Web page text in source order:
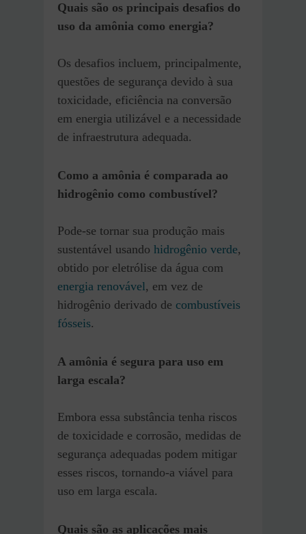
Quais são os principais desafios do
uso da amônia como energia?
Os desafios incluem, principalmente,
questões de segurança devido à sua
toxicidade, eficiência na conversão
em energia utilizável e a necessidade
de infraestrutura adequada.
Como a amônia é comparada ao
hidrogênio como combustível?
Pode-se tornar sua produção mais
sustentável usando hidrogênio verde,
obtido por eletrólise da água com
energia renovável, em vez de
hidrogênio derivado de combustíveis
fósseis.
A amônia é segura para uso em
larga escala?
Embora essa substância tenha riscos
de toxicidade e corrosão, medidas de
segurança adequadas podem mitigar
esses riscos, tornando-a viável para
uso em larga escala.
Quais são as aplicações mais